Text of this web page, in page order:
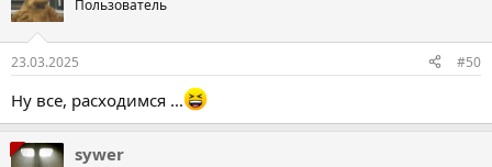
і
Пользователь
23.03.2025 #50
Ну все, расходимся ...
sywer